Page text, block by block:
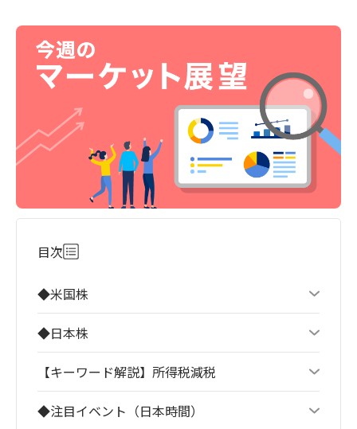
目次
◆米国株
◆日本株
【キーワード解説】所得税減税
◆注目イベント（日本時間）